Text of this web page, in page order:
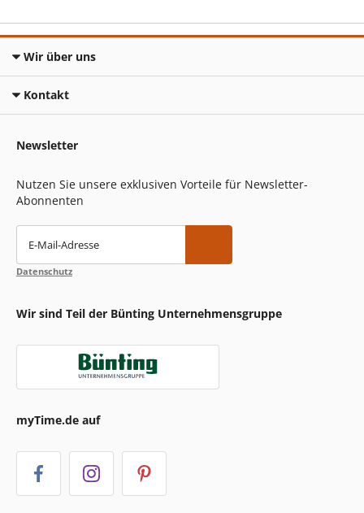
Wir über uns
Kontakt
Newsletter
Nutzen Sie unsere exklusiven Vorteile für Newsletter-
Abonnenten
E-Mail-Adresse
Datenschutz
Wir sind Teil der Bünting Unternehmensgruppe
myTime.de auf